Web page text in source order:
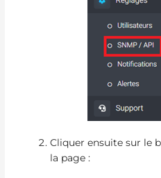
Cliquer ensuite sur le
la page :